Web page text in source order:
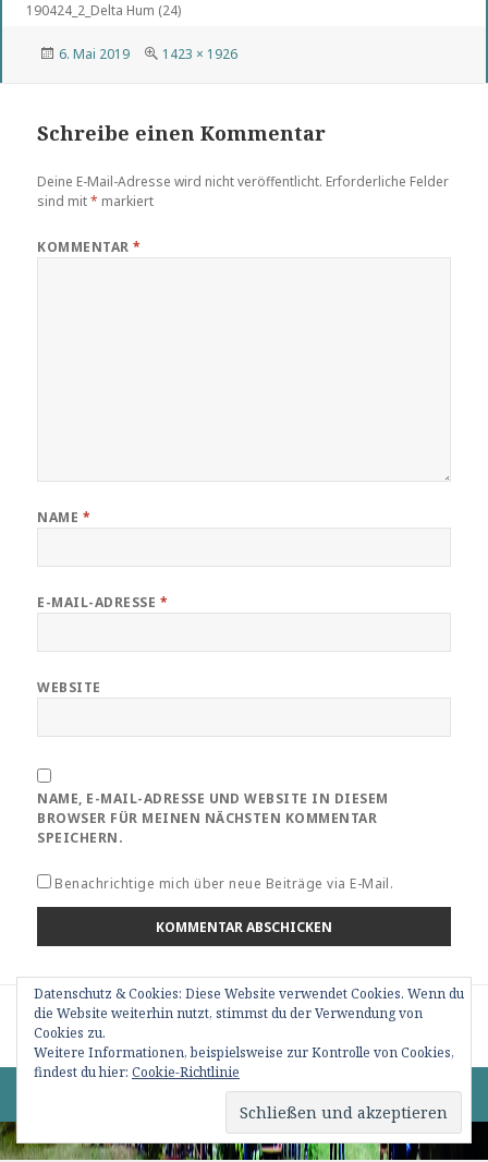
190424_2_Delta Hum (24)
Veröffentlicht
6. Mai 2019
Volle
1423 × 1926
Schreibe einen Kommentar
Deine E-Mail-Adresse wird nicht veröffentlicht. Erforderliche Felder
sind mit* markiert
KOMMENTAR*
NAME *
E-MAIL-ADRESSE *
WEBSITE
NAME, E-MAIL-ADRESSE UND WEBSITE IN DIESEM
BROWSER FÜR MEINEN NÄCHSTEN KOMMENTAR
SPEICHERN.
Benachrichtige mich über neue Beiträge via E-Mail.
Beitragsnavigation
VERÖFFENTLICHT IN
190424_2_Delta Hum (24)
0 82 76 / 15 09
Datenschutz & Cookies: Diese Website verwendet Cookies. Wenn du
die Website weiterhin nutzt, stimmst du der Verwendung von
Cookies zu.
Weitere Informationen, beispielsweise zur Kontrolle von Cookies,
findest du hier: Cookie-Richtlinie